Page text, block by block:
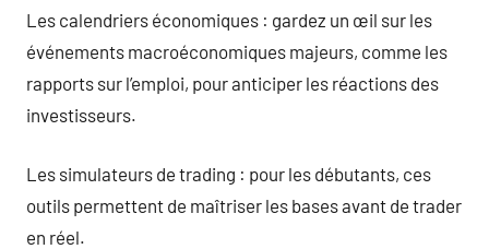
Les calendriers économiques : gardez un œil sur les
événements macroéconomiques majeurs, comme les
rapports sur l’emploi, pour anticiper les réactions des
investisseurs.
Les simulateurs de trading : pour les débutants, ces
outils permettent de maîtriser les bases avant de trader
en réel.